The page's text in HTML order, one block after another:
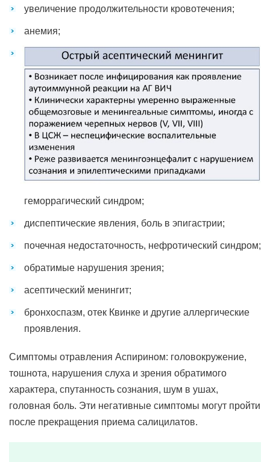
увеличение продолжительности кровотечения;
анемия;
геморрагический синдром;
диспептические явления, боль в эпигастрии;
почечная недостаточность, нефротический синдром;
обратимые нарушения зрения;
асептический менингит;
бронхоспазм, отек Квинке и другие аллергические
проявления.
Симптомы отравления Аспирином: головокружение,
тошнота, нарушения слуха и зрения обратимого
характера, спутанность сознания, шум в ушах,
головная боль. Эти негативные симптомы могут пройти
после прекращения приема салицилатов.